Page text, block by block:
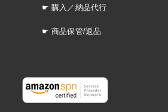
☛ 購入／納品代行
☛ 商品保管/返品